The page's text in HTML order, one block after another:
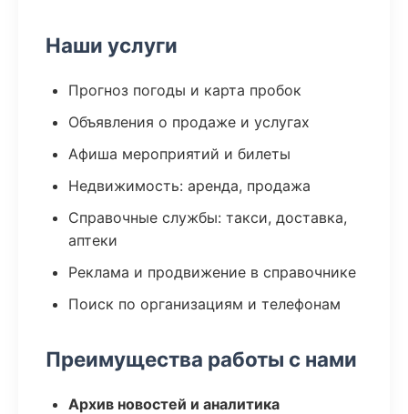
Наши услуги
Прогноз погоды и карта пробок
Объявления о продаже и услугах
Афиша мероприятий и билеты
Недвижимость: аренда, продажа
Справочные службы: такси, доставка,
аптеки
Реклама и продвижение в справочнике
Поиск по организациям и телефонам
Преимущества работы с нами
Архив новостей и аналитика